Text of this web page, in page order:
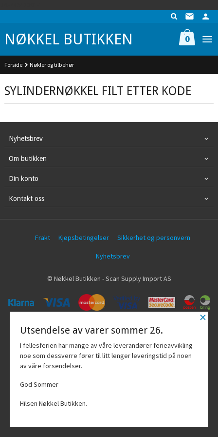
NØKKEL BUTIKKEN 0
Forside Nøkler og tilbehør
SYLINDERNØKKEL FILT ETTER KODE
Nyhetsbrev
Om butikken
Din konto
Kontakt oss
Frakt Kjøpsbetingelser Sikkerhet og personvern
Nyhetsbrev
© Nøkkel Butikken - Scan Supply Import AS
Vår nettbutikk bruker cookies slik at du
får en bedre kjøpsopplevelse og vi kan
yte deg bedre service. Vi bruker cookies
hovedsaklig til å lagre
innloggingsdetaljer og huske hva du
Powered by
×
Utsendelse av varer sommer 26.
I fellesferien har mange av våre leverandører ferieavvikling
noe som dessverre fører til litt lenger leveringstid på noen
av våre forsendelser.
God Sommer
Hilsen Nøkkel Butikken.